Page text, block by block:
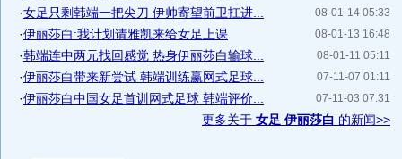
08-01-14 05:33
·女足只剩韩端一把尖刀 伊帅寄望前卫扛进...
08-01-13 16:48
·伊丽莎白:我计划请雅凯来给女足上课
08-01-11 05:11
·韩端连中两元找回感觉 热身伊丽莎白输球...
07-11-07 01:11
·伊丽莎白带来新尝试 韩端训练赢网式足球...
07-11-03 07:31
·伊丽莎白中国女足首训网式足球 韩端评价...
更多关于 女足 伊丽莎白 的新闻>>